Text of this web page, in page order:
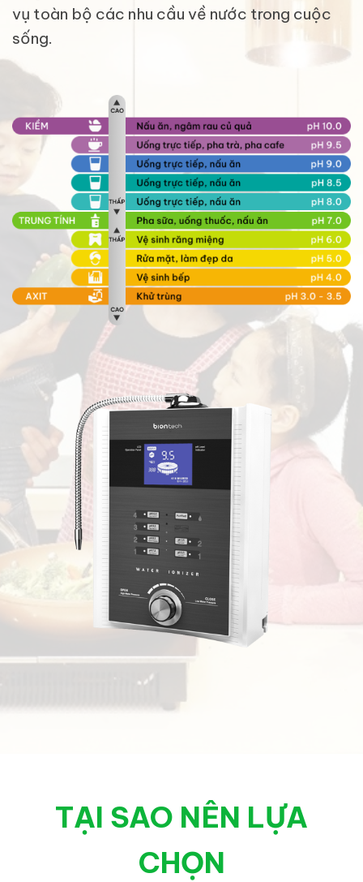
vụ toàn bộ các nhu cầu về nước trong cuộc
sống.
TẠI SAO NÊN LỰA
CHỌN